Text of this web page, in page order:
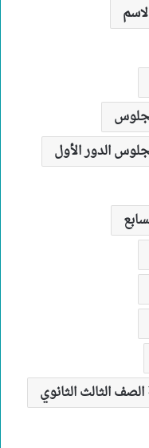
الثالث الثانوي